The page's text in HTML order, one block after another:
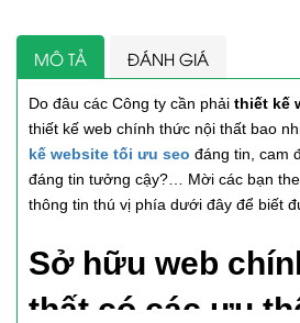
MÔ TẢ ĐÁNH GIÁ
Do đâu các Công ty cần phải thiết kế
thiết kế web chính thức nội thất bao
kế website tối ưu seo đáng tin, cam
đáng tin tưởng cậy?… Mời các bạn
thông tin thú vị phía dưới đây để biết
Sở hữu web
thất có các ưu